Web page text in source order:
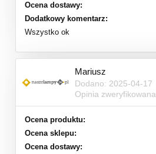
Ocena dostawy:
Dodatkowy komentarz:
Wszystko ok
Mariusz
Dodano: 2025-04-17
Opinia zweryfikowana
Ocena produktu:
Ocena sklepu:
Ocena dostawy: